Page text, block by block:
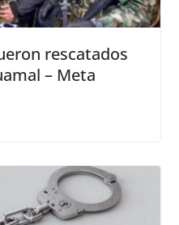
rescatados
– Meta